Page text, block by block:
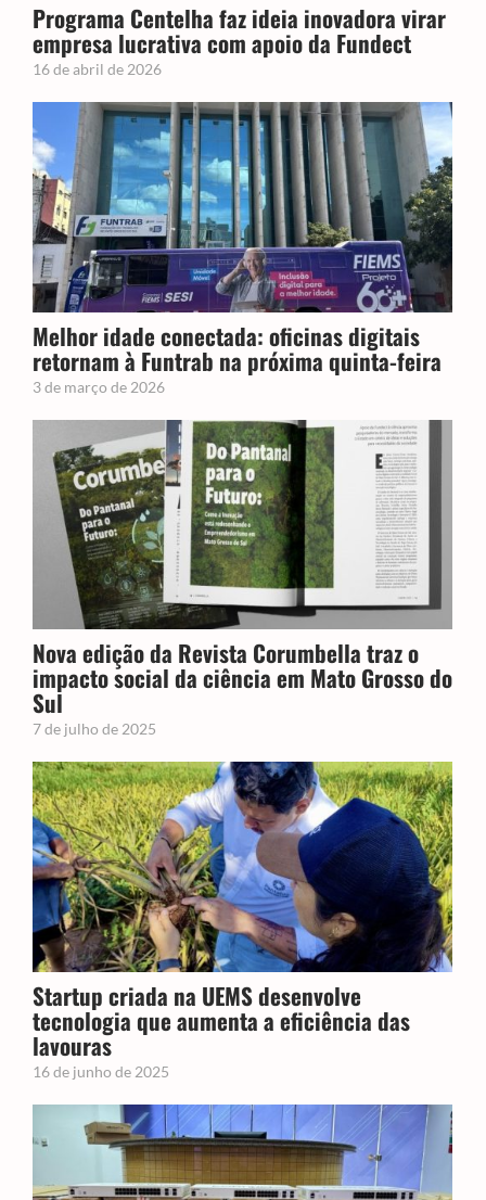
Programa Centelha faz ideia inovadora virar
empresa lucrativa com apoio da Fundect
16 de abril de 2026
Melhor idade conectada: oficinas digitais
retornam à Funtrab na próxima quinta-feira
3 de março de 2026
Nova edição da Revista Corumbella traz o
impacto social da ciência em Mato Grosso do
Sul
7 de julho de 2025
Startup criada na UEMS desenvolve
tecnologia que aumenta a eficiência das
lavouras
16 de junho de 2025